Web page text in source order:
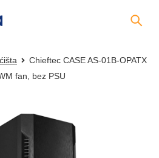
Chieftec CASE AS-01B-OPATX
fan, bez PSU